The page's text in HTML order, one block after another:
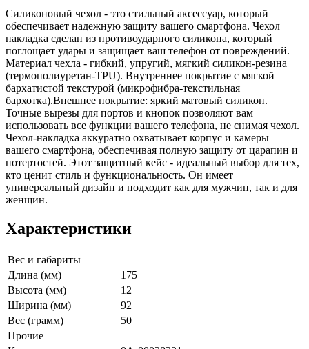
Силиконовый чехол - это стильный аксессуар, который
обеспечивает надежную защиту вашего смартфона. Чехол
накладка сделан из противоударного силикона, который
поглощает удары и защищает ваш телефон от повреждений.
Материал чехла - гибкий, упругий, мягкий силикон-резина
(термополиуретан-TPU). Внутреннее покрытие с мягкой
бархатистой текстурой (микрофибра-текстильная
бархотка).Внешнее покрытие: яркий матовый силикон.
Точные вырезы для портов и кнопок позволяют вам
использовать все функции вашего телефона, не снимая чехол.
Чехол-накладка аккуратно охватывает корпус и камеры
вашего смартфона, обеспечивая полную защиту от царапин и
потертостей. Этот защитный кейс - идеальный выбор для тех,
кто ценит стиль и функциональность. Он имеет
универсальный дизайн и подходит как для мужчин, так и для
женщин.
Характеристики
Вес и габариты
Длина (мм)
175
Высота (мм)
12
Ширина (мм)
92
Вес (грамм)
50
Прочие